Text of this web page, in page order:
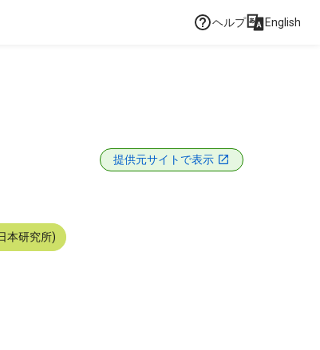
ヘルプ English
提供元サイトで表示
本研究所)